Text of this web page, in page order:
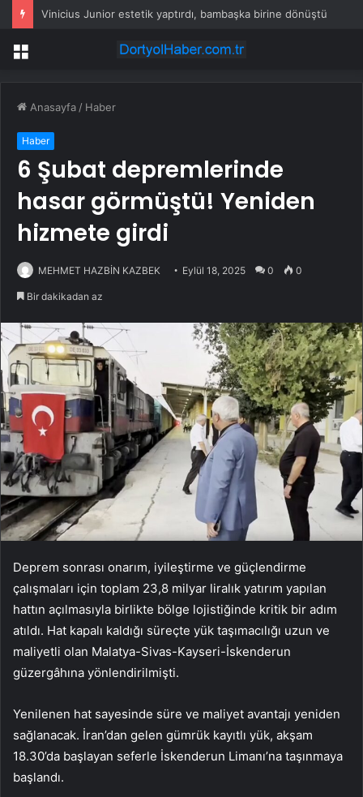
Vinicius Junior estetik yaptırdı, bambaşka birine dönüştü
Menü
Anasayfa / Haber
Haber
6 Şubat depremlerinde
hasar görmüştü! Yeniden
hizmete girdi
MEHMET HAZBİN KAZBEK Eylül 18, 2025 0 0
Bir dakikadan az
Deprem sonrası onarım, iyileştirme ve güçlendirme
çalışmaları için toplam 23,8 milyar liralık yatırım yapılan
hattın açılmasıyla birlikte bölge lojistiğinde kritik bir adım
atıldı. Hat kapalı kaldığı süreçte yük taşımacılığı uzun ve
maliyetli olan Malatya-Sivas-Kayseri-İskenderun
güzergâhına yönlendirilmişti.
Yenilenen hat sayesinde süre ve maliyet avantajı yeniden
sağlanacak. İran’dan gelen gümrük kayıtlı yük, akşam
18.30’da başlayan seferle İskenderun Limanı’na taşınmaya
başlandı.